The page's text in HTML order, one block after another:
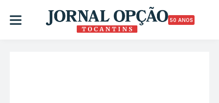
50 ANOS